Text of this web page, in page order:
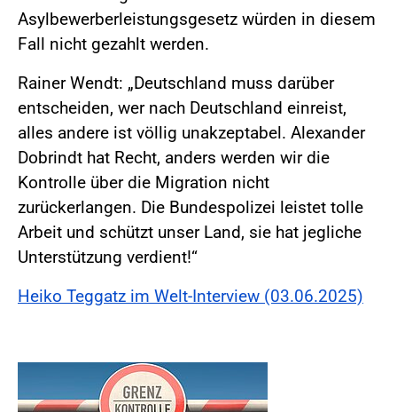
Asylbewerberleistungsgesetz würden in diesem
Fall nicht gezahlt werden.
Rainer Wendt: „Deutschland muss darüber
entscheiden, wer nach Deutschland einreist,
alles andere ist völlig unakzeptabel. Alexander
Dobrindt hat Recht, anders werden wir die
Kontrolle über die Migration nicht
zurückerlangen. Die Bundespolizei leistet tolle
Arbeit und schützt unser Land, sie hat jegliche
Unterstützung verdient!“
Heiko Teggatz im Welt-Interview (03.06.2025)